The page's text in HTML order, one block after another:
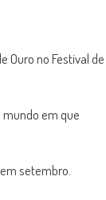
Ouro no Festival de
em que
setembro.